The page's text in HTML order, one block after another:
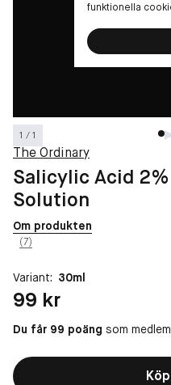
1 / 1
funktionella
The Ordinary
Salicylic Acid
Solution
Om produkten
(7)
Variant: 30ml
Pris: 99 kr
99 kr
Du får 99 poäng som medlem
Köp